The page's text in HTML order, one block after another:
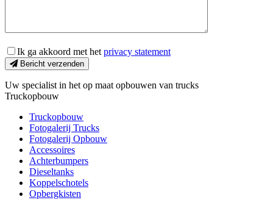
Ik ga akkoord met hetprivacy statement
Bericht verzenden
Uw specialist in het op maat opbouwen van trucks
Truckopbouw
Truckopbouw
Fotogalerij Trucks
Fotogalerij Opbouw
Accessoires
Achterbumpers
Dieseltanks
Koppelschotels
Opbergkisten